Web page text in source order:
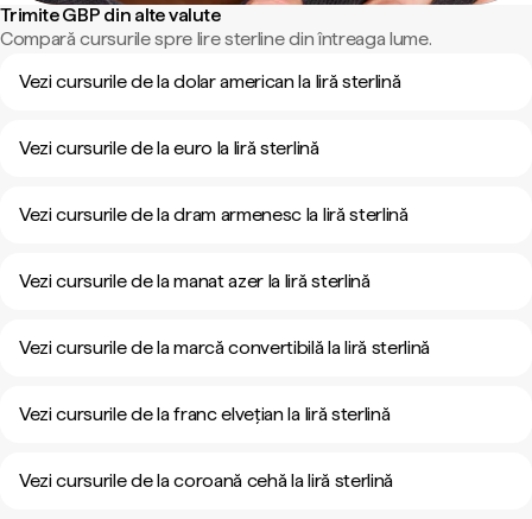
Trimite GBP din alte valute
Compară cursurile spre lire sterline din întreaga lume.
Vezi cursurile de la dolar american la liră sterlină
Vezi cursurile de la euro la liră sterlină
Vezi cursurile de la dram armenesc la liră sterlină
Vezi cursurile de la manat azer la liră sterlină
Vezi cursurile de la marcă convertibilă la liră sterlină
Vezi cursurile de la franc elvețian la liră sterlină
Vezi cursurile de la coroană cehă la liră sterlină